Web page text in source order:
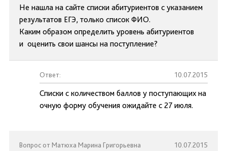
Не нашла на сайте списки абитуриентов с указанием
результатов ЕГЭ, только список ФИО.
Каким образом определить уровень абитуриентов
и оценить свои шансы на поступление?
Ответ: 10.07.2015
Списки с количеством баллов у поступающих на
очную форму обучения ожидайте с 27 июля.
Вопрос от Матюха Марина Григорьевна 10.07.2015